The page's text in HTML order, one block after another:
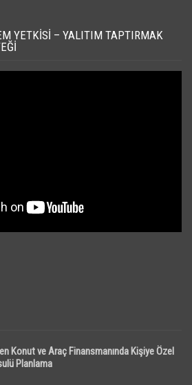
YETKISI – YALITIM TAPTIRMAK
Konut ve Araç Finansmanında Kişiye Özel
Planlama